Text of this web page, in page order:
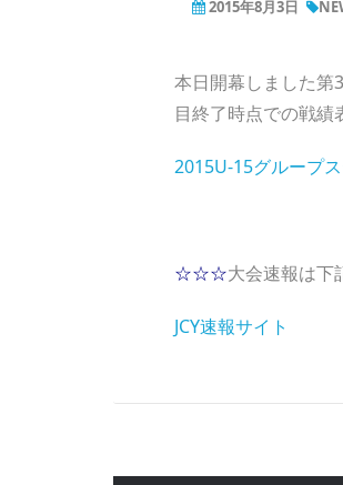
2015年8月3日
本日開幕しました第
目終了時点での戦績
2015U-15グループ
☆☆☆大会速報は下
JCY速報サイト